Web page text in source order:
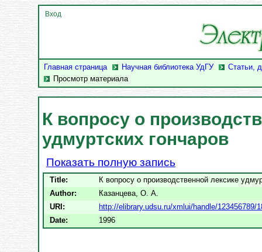
Главная страница Научная библиотека УдГУ
Статьи,
Просмотр материала
Вход
К вопросу о
удмуртских гончаров
Показать полную запись
Title:
К вопросу о производственной лексике
Author:
Казанцева, О. А.
URI:
http://elibrary.udsu.ru/xmlui/handle/123456789/
Date:
1996